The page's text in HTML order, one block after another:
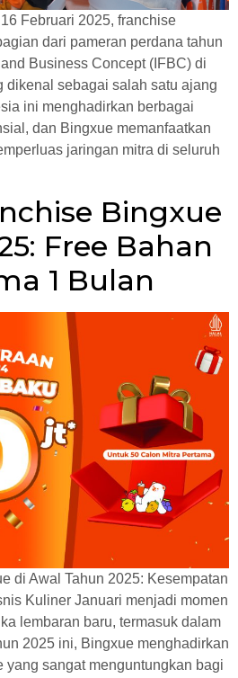
Februari 2025, franchise
dari pameran perdana tahun
Business Concept (IFBC) di
dikenal sebagai salah satu ajang
ini menghadirkan berbagai
dan Bingxue memanfaatkan
jaringan mitra di seluruh
Bingxue
Free Bahan
1 Bulan
di Awal Tahun 2025: Kesempatan
Kuliner Januari menjadi momen
lembaran baru, termasuk dalam
2025 ini, Bingxue menghadirkan
yang sangat menguntungkan bagi